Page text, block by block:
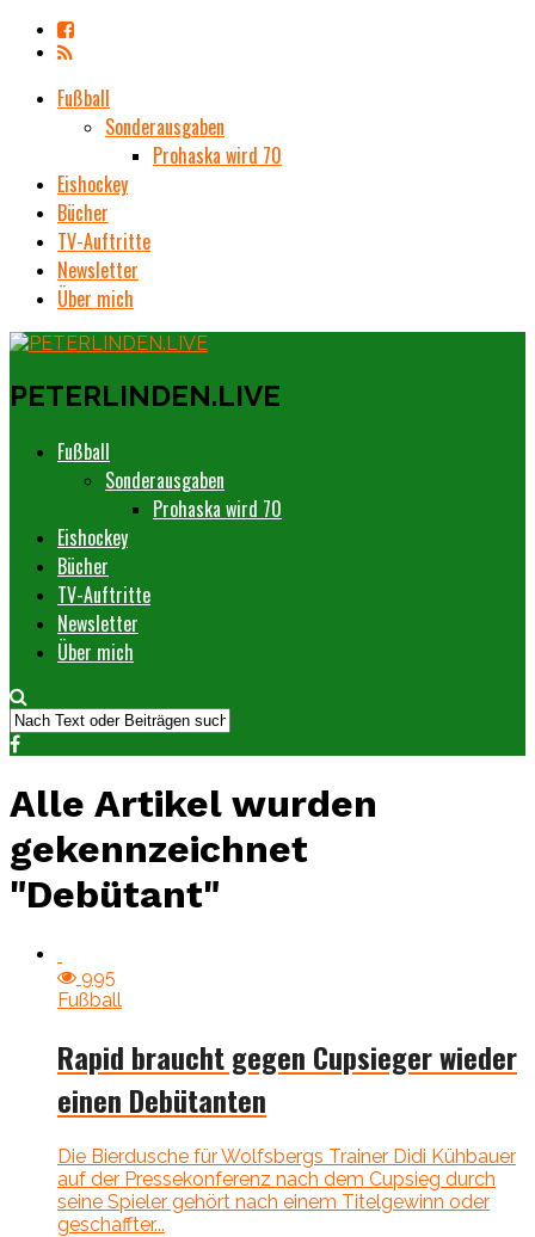
Fußball
Sonderausgaben
Prohaska wird 70
Eishockey
Bücher
TV-Auftritte
Newsletter
Über mich
PETERLINDEN.LIVE
Fußball
Sonderausgaben
Prohaska wird 70
Eishockey
Bücher
TV-Auftritte
Newsletter
Über mich
Alle Artikel wurden
gekennzeichnet
"Debütant"
995
Fußball
Rapid braucht gegen Cupsieger wieder
einen Debütanten
Die Bierdusche für Wolfsbergs Trainer Didi Kühbauer
auf der Pressekonferenz nach dem Cupsieg durch
seine Spieler gehört nach einem Titelgewinn oder
geschaffter...